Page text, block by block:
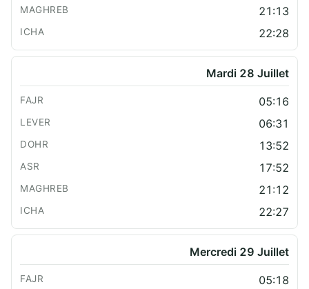
21:13
22:28
Mardi 28 Juillet
05:16
06:31
13:52
17:52
21:12
22:27
Mercredi 29 Juillet
05:18